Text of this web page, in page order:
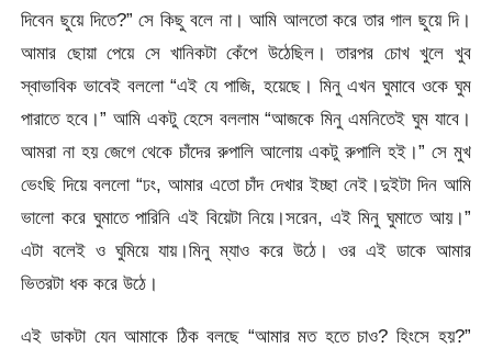
দিবেন ছুয়ে দিতে?” সে কিছু বলে না। আমি আলতো করে তার গাল ছুয়ে দি।
আমার ছোয়া পেয়ে সে খানিকটা কেঁপে উঠেছিল। তারপর চোখ খুলে খুব
স্বাভাবিক ভাবেই বললো “এই যে পাজি, হয়েছে। মিনু এখন ঘুমাবে ওকে ঘুম
পারাতে হবে।” আমি একটু হেসে বললাম “আজকে মিনু এমনিতেই ঘুম যাবে।
আমরা না হয় জেগে থেকে চাঁদের রুপালি আলোয় একটু রুপালি হই।” সে মুখ
ভেংছি দিয়ে বললো “ঢং, আমার এতো চাঁদ দেখার ইচ্ছা নেই।দুইটা দিন আমি
ভালো করে ঘুমাতে পারিনি এই বিয়েটা নিয়ে।সরেন, এই মিনু ঘুমাতে আয়।”
এটা বলেই ও ঘুমিয়ে যায়।মিনু ম্যাও করে উঠে। ওর এই ডাকে আমার
ভিতরটা ধক করে উঠে।
এই ডাকটা যেন আমাকে ঠিক বলছে “আমার মত হতে চাও? হিংসে হয়?”